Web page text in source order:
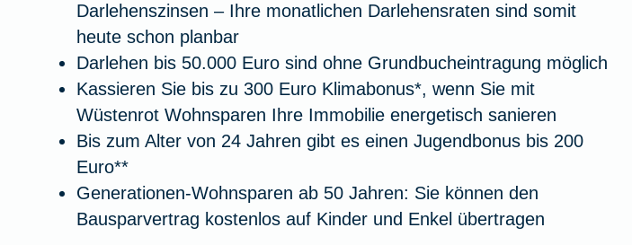
Darlehenszinsen – Ihre monatlichen Darlehensraten sind somit
heute schon planbar
Darlehen bis 50.000 Euro sind ohne Grundbucheintragung möglich
Kassieren Sie bis zu 300 Euro Klimabonus*, wenn Sie mit
Wüstenrot Wohnsparen Ihre Immobilie energetisch sanieren
Bis zum Alter von 24 Jahren gibt es einen Jugendbonus bis 200
Euro**
Generationen-Wohnsparen ab 50 Jahren: Sie können den
Bausparvertrag kostenlos auf Kinder und Enkel übertragen